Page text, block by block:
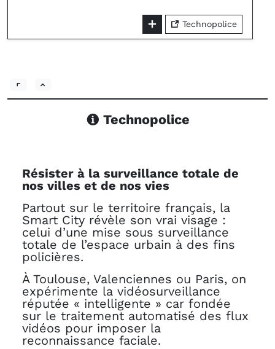
Technopolice
Technopolice
Résister à la surveillance totale de
nos villes et de nos vies
Partout sur le territoire français, la
Smart City révèle son vrai visage :
celui d’une mise sous surveillance
totale de l’espace urbain à des fins
policières.
À Toulouse, Valenciennes ou Paris, on
expérimente la vidéosurveillance
réputée « intelligente » car fondée
sur le traitement automatisé des flux
vidéos pour imposer la
reconnaissance faciale.